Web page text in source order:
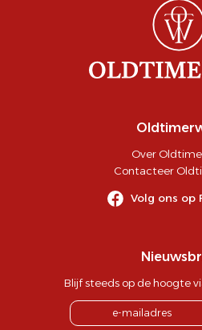
Over
Contacteer
Volg ons op
Blijf steeds op de hoogte